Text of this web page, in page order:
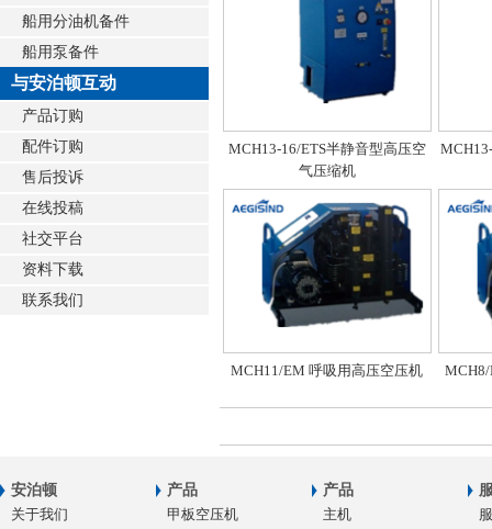
船用分油机备件
船用泵备件
与安泊顿互动
产品订购
配件订购
售后投诉
在线投稿
社交平台
资料下载
联系我们
MCH13-16/ETS半静音型高压空
气压缩机
MCH11/EM 呼吸用高压空压机
安泊顿
关于我们
产品
甲板空压机
产品
主机